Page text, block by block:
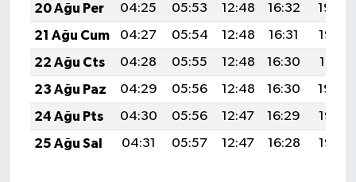
20 Ağu Per
04:25 05:53 12:48 16:32
19:34
21 Ağu Cum
04:27 05:54 12:48 16:31
19:32
22 Ağu Cts
04:28 05:55 12:48 16:30
19:31
23 Ağu Paz
04:29 05:56 12:48 16:30
19:30
24 Ağu Pts
04:30 05:56 12:47 16:29
19:28
25 Ağu Sal
04:31 05:57 12:47 16:28 19:27